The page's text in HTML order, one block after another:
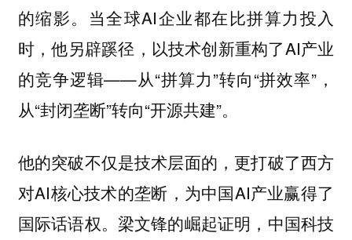
的缩影。当全球AI企业都在比拼算力投入
时，他另辟蹊径，以技术创新重构了AI产业
的竞争逻辑——从“拼算力”转向“拼效率”，
从“封闭垄断”转向“开源共建”。
他的突破不仅是技术层面的，更打破了西方
对AI核心技术的垄断，为中国AI产业赢得了
国际话语权。梁文锋的崛起证明，中国科技